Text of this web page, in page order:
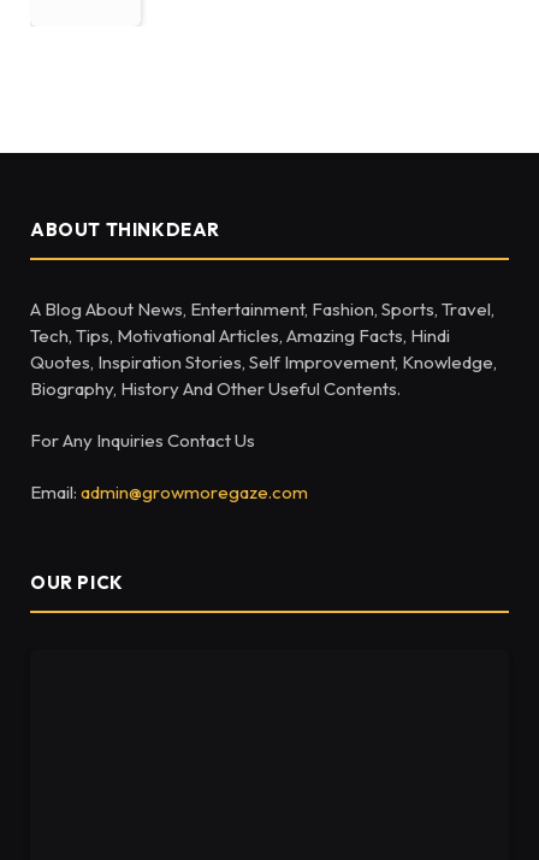
ABOUT THINKDEAR
A Blog About News, Entertainment, Fashion, Sports, Travel,
Tech, Tips, Motivational Articles, Amazing Facts, Hindi
Quotes, Inspiration Stories, Self Improvement, Knowledge,
Biography, History And Other Useful Contents.
For Any Inquiries Contact Us
Email: admin@growmoregaze.com
OUR PICK